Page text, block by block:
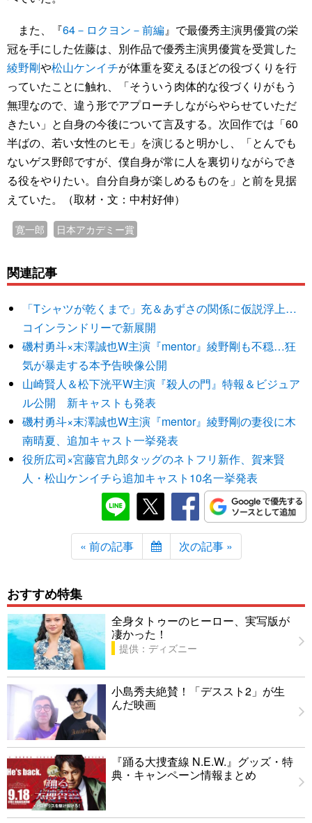
また、『64－ロクヨン－前編』で最優秀主演男優賞の栄
冠を手にした佐藤は、別作品で優秀主演男優賞を受賞した
綾野剛や松山ケンイチが体重を変えるほどの役づくりを行
っていたことに触れ、「そういう肉体的な役づくりがもう
無理なので、違う形でアプローチしながらやらせていただ
きたい」と自身の今後について言及する。次回作では「60
半ばの、若い女性のヒモ」を演じると明かし、「とんでも
ないゲス野郎ですが、僕自身が常に人を裏切りながらでき
る役をやりたい。自分自身が楽しめるものを」と前を見据
えていた。（取材・文：中村好伸）
寛一郎 日本アカデミー賞
関連記事
「Tシャツが乾くまで」充＆あずさの関係に仮説浮上…
コインランドリーで新展開
磯村勇斗×末澤誠也W主演『mentor』綾野剛も不穏…狂
気が暴走する本予告映像公開
山崎賢人＆松下洸平W主演『殺人の門』特報＆ビジュア
ル公開 新キャストも発表
磯村勇斗×末澤誠也W主演『mentor』綾野剛の妻役に木
南晴夏、追加キャスト一挙発表
役所広司×宮藤官九郎タッグのネトフリ新作、賀来賢
人・松山ケンイチら追加キャスト10名一挙発表
« 前の記事 次の記事 »
おすすめ特集
全身タトゥーのヒーロー、実写版が
凄かった！
提供：ディズニー
小島秀夫絶賛！「デススト2」が生
んだ映画
『踊る大捜査線 N.E.W.』グッズ・特
典・キャンペーン情報まとめ